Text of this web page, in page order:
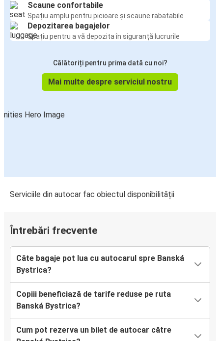
Scaune confortabile
Spațiu amplu pentru picioare și scaune rabatabile
Depozitarea bagajelor
Spațiu pentru a vă depozita în siguranță lucrurile
Călătoriți pentru prima dată cu noi?
Mai multe despre serviciul nostru
Serviciile din autocar fac obiectul disponibilității
Întrebări frecvente
Câte bagaje pot lua cu autocarul spre Banská
Bystrica?
Copiii beneficiază de tarife reduse pe ruta
Banská Bystrica?
Cum pot rezerva un bilet de autocar către